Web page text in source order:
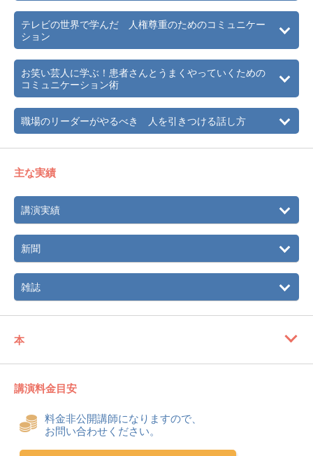
テレビの世界で学んだ 人権尊重のためのコミュニケー
ション
お笑い芸人に学ぶ！患者さんとうまくやっていくための
コミュニケーション術
職場のリーダーがやるべき 人を引きつける話し方
主な実績
講演実績
新聞
雑誌
本
講演料金目安
料金非公開講師になりますので、
お問い合わせください。